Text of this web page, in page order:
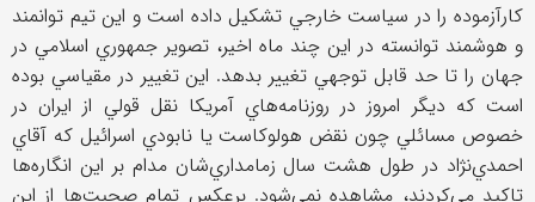
كارآزموده را در سياست خارجي تشكيل داده است و اين تيم توانمند
و هوشمند توانسته در اين چند ماه اخير، تصوير جمهوري اسلامي در
جهان را تا حد قابل توجهي تغيير بدهد. اين تغيير در مقياسي بوده
است كه ديگر امروز در روزنامه‌هاي آمريكا نقل قولي از ايران در
خصوص مسائلي چون نقض هولوكاست يا نابودي اسرائيل كه آقاي
احمدي‌نژاد در طول هشت سال زمامداري‌شان مدام بر اين انگاره‌ها
تاكيد مي‌كردند، مشاهده نمي‌شود. برعكس تمام صحبت‌ها از اين